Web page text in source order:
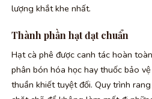
lượng khắt khe nhất.
Thành phần hạt đạt chuẩn
Hạt cà phê được canh tác hoàn
phân bón hóa học hay thuốc bảo
thuần khiết tuyệt đối. Quy trình